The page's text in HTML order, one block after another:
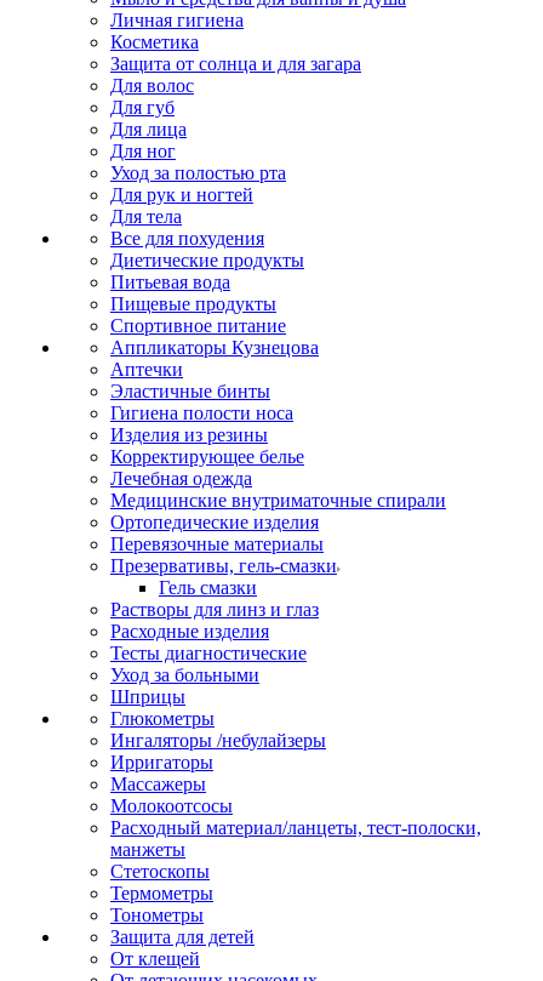
Личная гигиена
Косметика
Защита от солнца и для загара
Для волос
Для губ
Для лица
Для ног
Уход за полостью рта
Для рук и ногтей
Для тела
Все для похудения
Диетические продукты
Питьевая вода
Пищевые продукты
Спортивное питание
Аппликаторы Кузнецова
Аптечки
Эластичные бинты
Гигиена полости носа
Изделия из резины
Корректирующее белье
Лечебная одежда
Медицинские внутриматочные спирали
Ортопедические изделия
Перевязочные материалы
Презервативы, гель-смазки
Гель смазки
Растворы для линз и глаз
Расходные изделия
Тесты диагностические
Уход за больными
Шприцы
Глюкометры
Ингаляторы /небулайзеры
Ирригаторы
Массажеры
Молокоотсосы
Расходный материал/ланцеты, тест-полоски,
манжеты
Стетоскопы
Термометры
Тонометры
Защита для детей
От клещей